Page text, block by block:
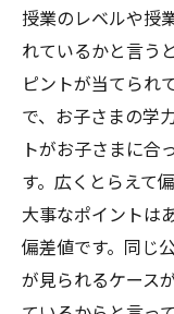
授業のレベルや授
れているかと言うと
ピントが当てられ
で、お子さまの学
トがお子さまに合
す。広くとらえて
大事なポイントは
偏差値です。同じ
が見られるケース